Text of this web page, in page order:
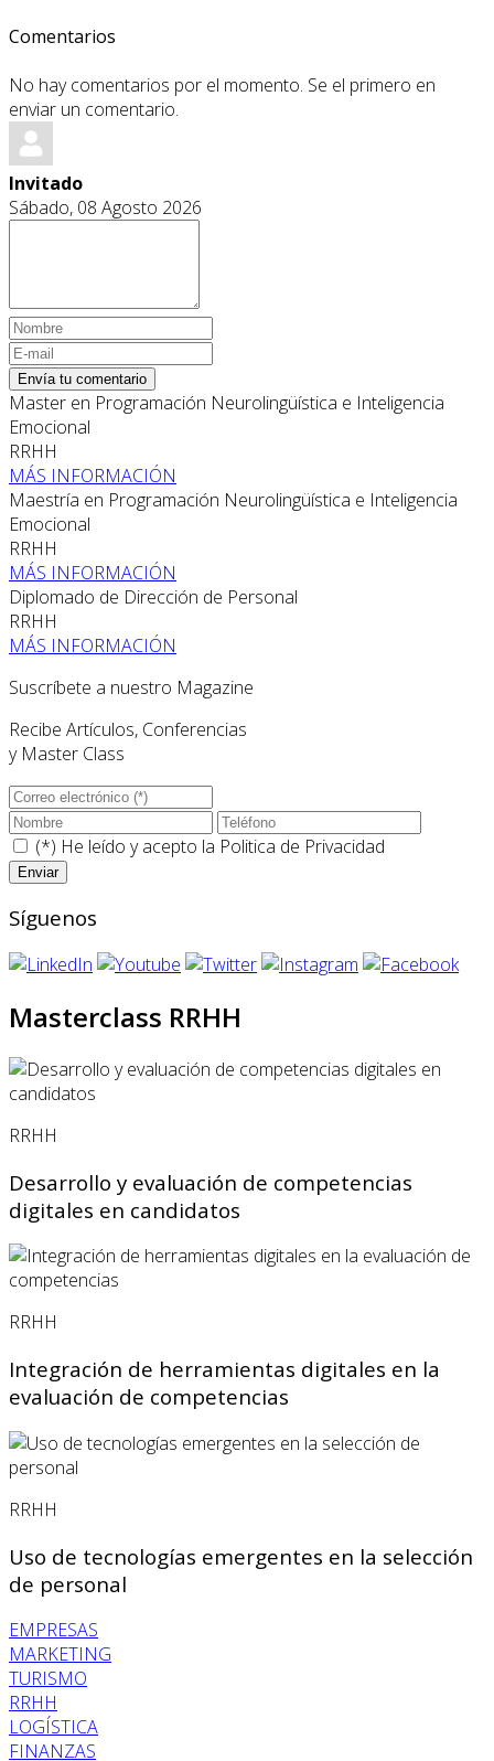
Comentarios
No hay comentarios por el momento. Se el primero en
enviar un comentario.
Invitado
Sábado, 08 Agosto 2026
Envía tu comentario
Master en Programación Neurolingüística e Inteligencia
Emocional
RRHH
MÁS INFORMACIÓN
Maestría en Programación Neurolingüística e Inteligencia
Emocional
RRHH
MÁS INFORMACIÓN
Diplomado de Dirección de Personal
RRHH
MÁS INFORMACIÓN
Suscríbete a nuestro Magazine
Recibe Artículos, Conferencias
y Master Class
(*) He leído y acepto la Politica de Privacidad
Síguenos
Masterclass RRHH
RRHH
Desarrollo y evaluación de competencias
digitales en candidatos
RRHH
Integración de herramientas digitales en la
evaluación de competencias
RRHH
Uso de tecnologías emergentes en la selección
de personal
EMPRESAS
MARKETING
TURISMO
RRHH
LOGÍSTICA
FINANZAS